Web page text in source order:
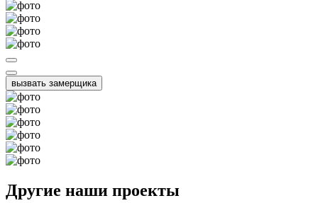
вызвать замерщика
Другие наши проекты